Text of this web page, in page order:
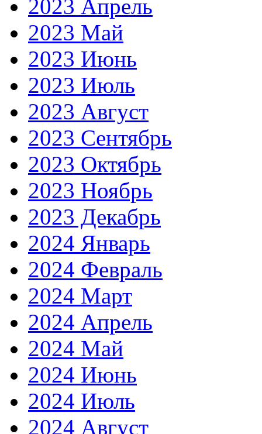
2023 Апрель
2023 Май
2023 Июнь
2023 Июль
2023 Август
2023 Сентябрь
2023 Октябрь
2023 Ноябрь
2023 Декабрь
2024 Январь
2024 Февраль
2024 Март
2024 Апрель
2024 Май
2024 Июнь
2024 Июль
2024 Август